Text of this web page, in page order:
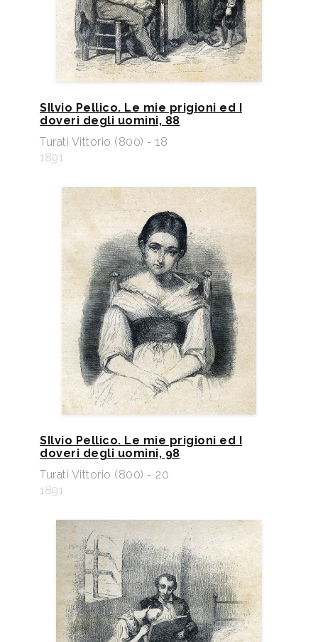
SIlvio Pellico. Le mie prigioni ed I
doveri degli uomini, 88
Turati Vittorio (800) - 18
1891
SIlvio Pellico. Le mie prigioni ed I
doveri degli uomini, 98
Turati Vittorio (800) - 20
1891